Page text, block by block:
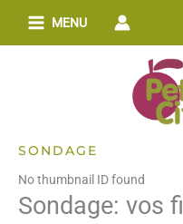
MENU
SONDAGE
No thumbnail ID found
Sondage: vos